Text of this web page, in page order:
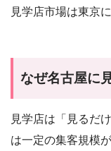
見学店市場は東京
なぜ名古屋に
見学店は「見るだ
は一定の集客規模